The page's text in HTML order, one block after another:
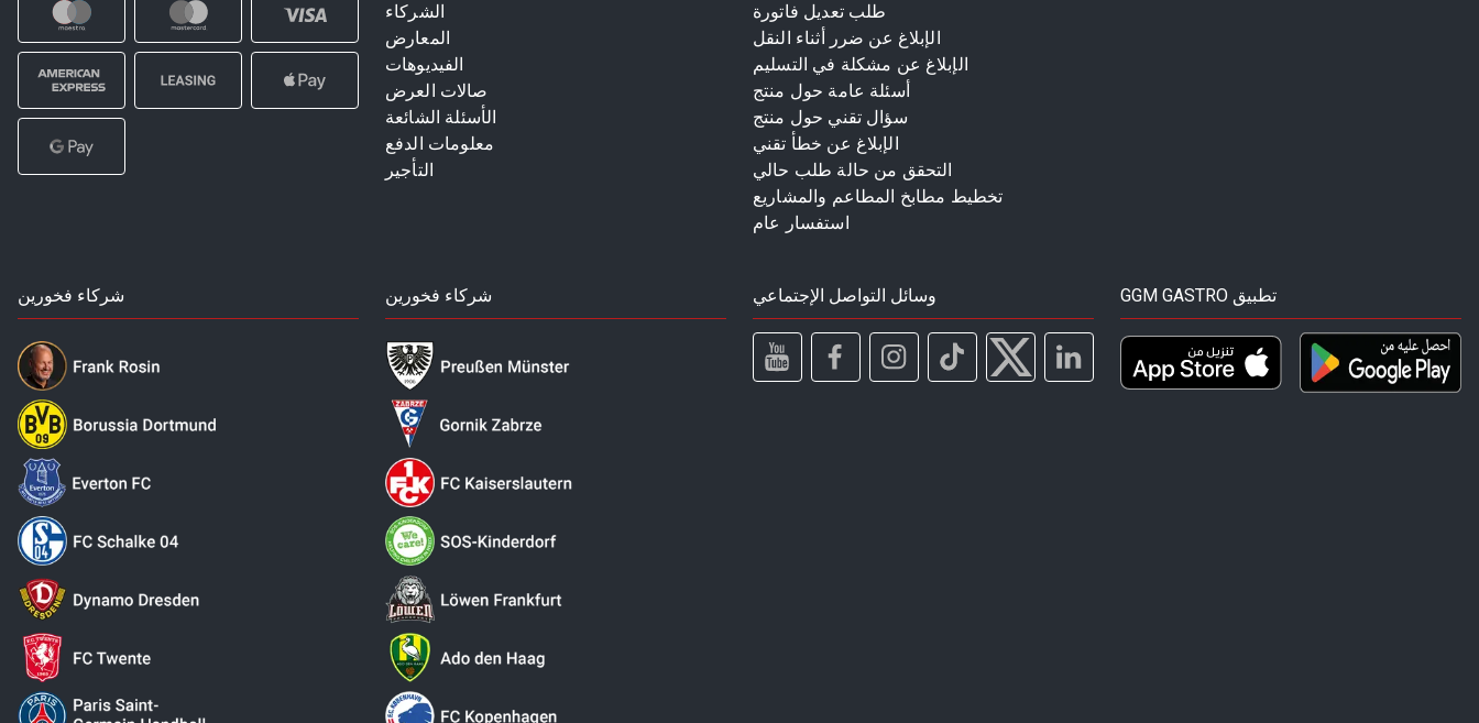
الشركاء
المعارض
الفيديوهات
صالات العرض
الأسئلة الشائعة
معلومات الدفع
التأجير
طلب تعديل فاتورة
الإبلاغ عن ضرر أثناء النقل
الإبلاغ عن مشكلة في التسليم
أسئلة عامة حول منتج
سؤال تقني حول منتج
الإبلاغ عن خطأ تقني
التحقق من حالة طلب حالي
تخطيط مطابخ المطاعم والمشاريع
استفسار عام
شركاء فخورين شركاء فخورين وسائل التواصل الإجتماعي GGM GASTRO تطبيق